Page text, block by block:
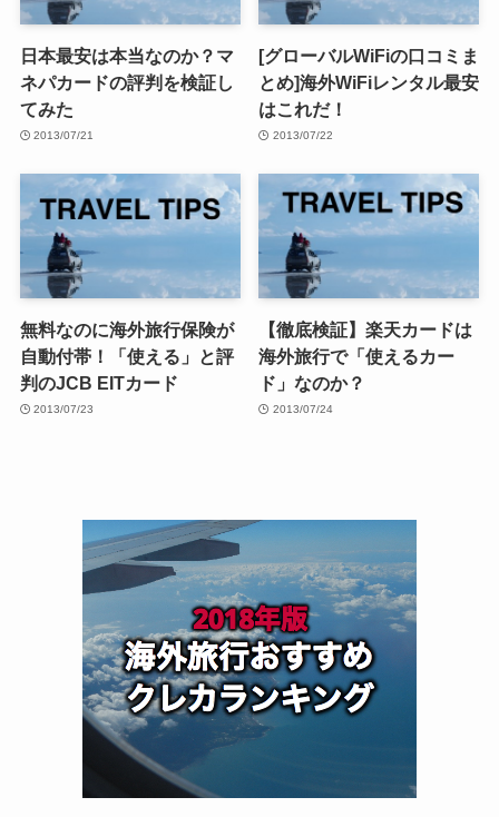
日本最安は本当なのか？マ
ネパカードの評判を検証し
てみた
2013/07/21
[グローバルWiFiの口コミま
とめ]海外WiFiレンタル最安
はこれだ！
2013/07/22
無料なのに海外旅行保険が
自動付帯！「使える」と評
判のJCB EITカード
2013/07/23
【徹底検証】楽天カードは
海外旅行で「使えるカー
ド」なのか？
2013/07/24